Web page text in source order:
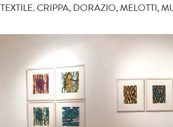
TEXTILE. CRIPPA, DORAZIO, MELOTTI,